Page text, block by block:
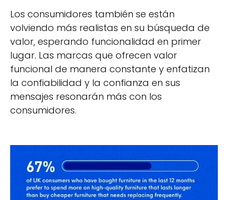
Los consumidores también se están
volviendo más realistas en su búsqueda de
valor, esperando funcionalidad en primer
lugar. Las marcas que ofrecen valor
funcional de manera constante y enfatizan
la confiabilidad y la confianza en sus
mensajes resonarán más con los
consumidores.